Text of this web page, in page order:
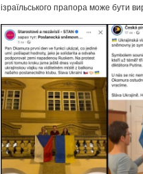
ізраїльського прапора може бути